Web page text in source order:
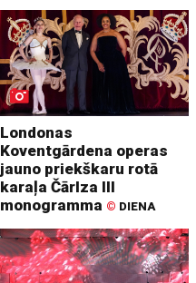
Londonas
Koventgārdena operas
jauno priekškaru rotā
karaļa Čārlza III
monogramma © DIENA